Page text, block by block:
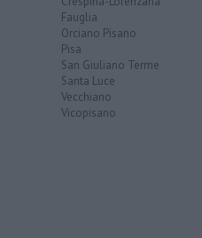
Fauglia
Orciano Pisano
Pisa
San Giuliano Terme
Santa Luce
Vecchiano
Vicopisano